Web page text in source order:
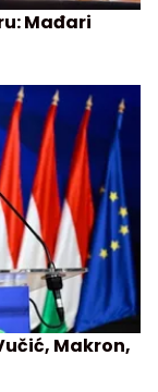
Mađari
Makron,